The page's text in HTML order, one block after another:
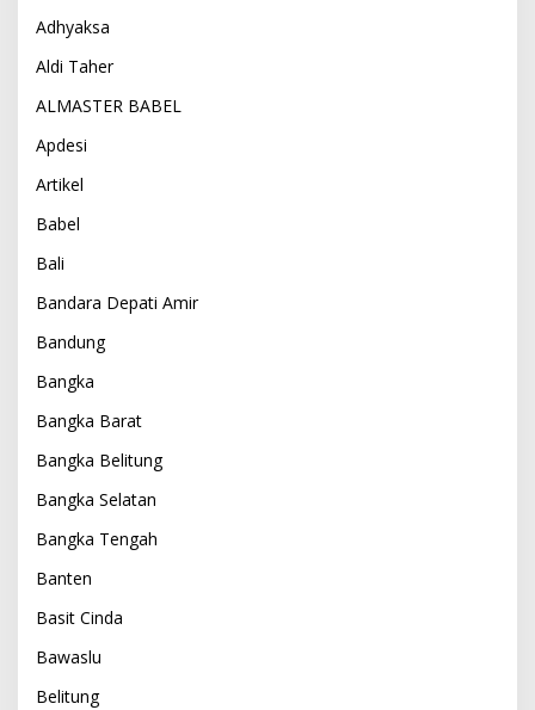
Adhyaksa
Aldi Taher
ALMASTER BABEL
Apdesi
Artikel
Babel
Bali
Bandara Depati Amir
Bandung
Bangka
Bangka Barat
Bangka Belitung
Bangka Selatan
Bangka Tengah
Banten
Basit Cinda
Bawaslu
Belitung